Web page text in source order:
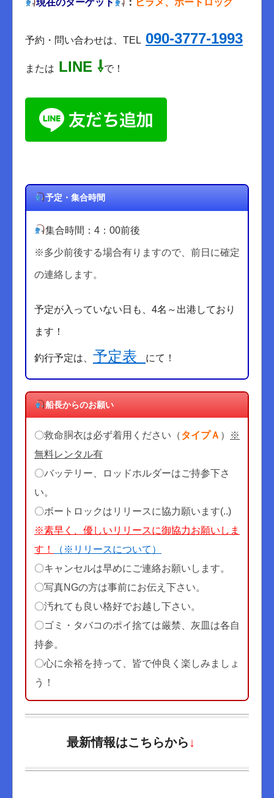
現在のターゲット ： ヒラメ、ボートロック
予約・問い合わせは、TEL 090-3777-1993
または LINE ⇩で！
予定・集合時間
集合時間：4：00前後
※多少前後する場合有りますので、前日に確定
の連絡します。
予定が入っていない日も、4名～出港しており
ます！
釣行予定は、 予定表 にて！
船長からのお願い
〇救命胴衣は必ず着用ください（タイプＡ ）
※
無料レンタル有
〇バッテリー、ロッドホルダーはご持参下さ
い。
〇ボートロックはリリースに協力願います(..)
※素早く、優しいリリースに御協力お願いしま
す！
（※リリースについて）
〇キャンセルは早めにご連絡お願いします。
〇写真NGの方は事前にお伝え下さい。
〇汚れても良い格好でお越し下さい。
〇ゴミ・タバコのポイ捨ては厳禁、灰皿は各自
持参。
〇心に余裕を持って、皆で仲良く楽しみましょ
う！
最新情報はこちらから↓